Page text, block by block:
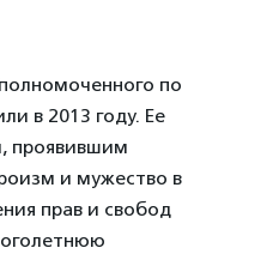
по
в 2013 году. Ее
проявившим
и мужество в
прав и свобод